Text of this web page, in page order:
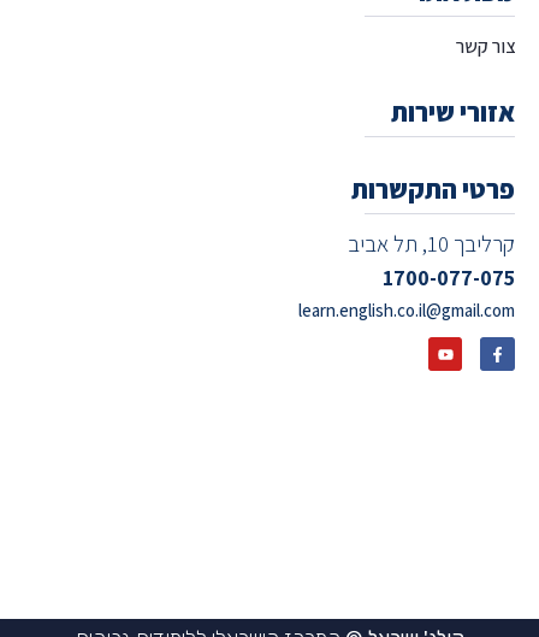
צור קשר
אזורי שירות
פרטי התקשרות
קרליבך 10, תל אביב
1700-077-075
learn.english.co.il@gmail.com